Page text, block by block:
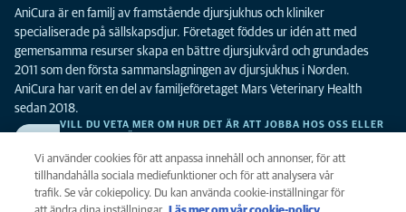
AniCura är en familj av framstående djursjukhus och kliniker
specialiserade på sällskapsdjur. Företaget föddes ur idén att med
gemensamma resurser skapa en bättre djursjukvård och grundades
2011 som den första sammanslagningen av djursjukhus i Norden.
AniCura har varit en del av familjeföretaget Mars Veterinary Health
sedan 2018.
VILL DU VETA MER OM HUR DET ÄR ATT JOBBA HOS OSS ELLER
Vi använder cookies för att anpassa innehåll och annonser, för att
tillhandahålla sociala mediefunktioner och för att analysera vår
trafik. Se vår cokiepolicy. Du kan använda cookie-inställningar för